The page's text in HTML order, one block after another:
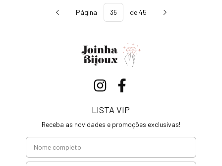
Página de 45
LISTA VIP
Receba as novidades e promoções exclusivas!